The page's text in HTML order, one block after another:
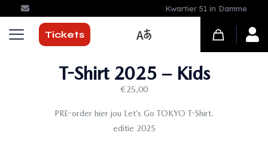
Kwartier 51 in Damme
Tickets
T-Shirt 2025 – Kids
€25,00
PRE-order hier jou Let’s Go TOKYO T-Shirt.
editie 2025